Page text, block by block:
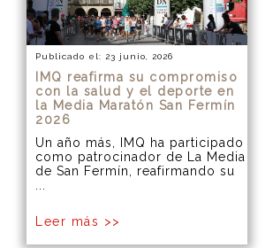
Publicado el: 23 junio, 2026
IMQ reafirma su compromiso
con la salud y el deporte en
la Media Maratón San Fermín
2026
Un año más, IMQ ha participado
como patrocinador de La Media
de San Fermín, reafirmando su
Leer más >>